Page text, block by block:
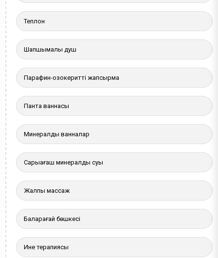
Теплон
Шапшымалы душ
Парафин-озокеритті жапсырма
Панта ваннасы
Минералды ванналар
Сарыағаш минералды суы
Жалпы массаж
Балқарағай бөшкесі
Ине терапиясы